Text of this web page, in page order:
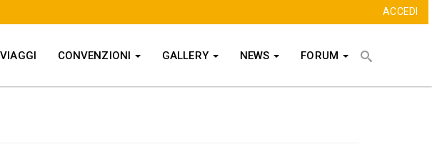
ACCEDI
VIAGGI CONVENZIONI GALLERY NEWS FORUM CercaCERCA